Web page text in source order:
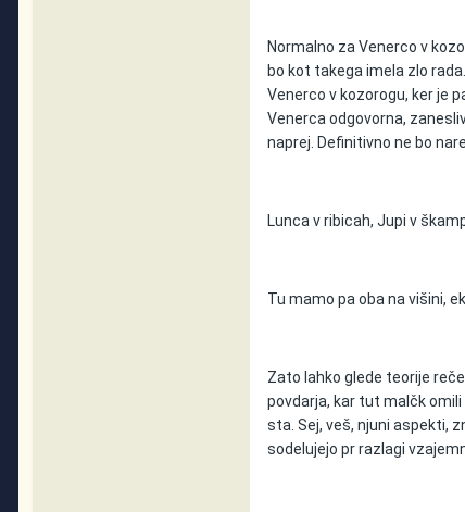
Normalno za Venerco v
bo kot takega imela zlo
Venerco v kozorogu, ker je
Venerca odgovorna,
naprej. Definitivno ne bo
Lunca v ribicah, Jupi v
Tu mamo pa oba na višini,
Zato lahko glede teorije
povdarja, kar tut malčk
sta. Sej, veš, njuni aspekti,
sodelujejo pr razlagi